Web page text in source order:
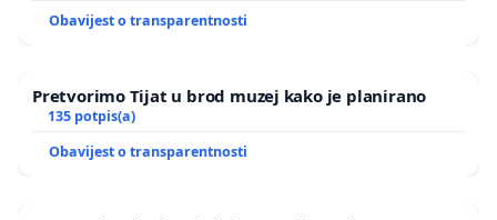
Obavijest o transparentnosti
Pretvorimo Tijat u brod muzej kako je planirano
135 potpis(a)
Obavijest o transparentnosti